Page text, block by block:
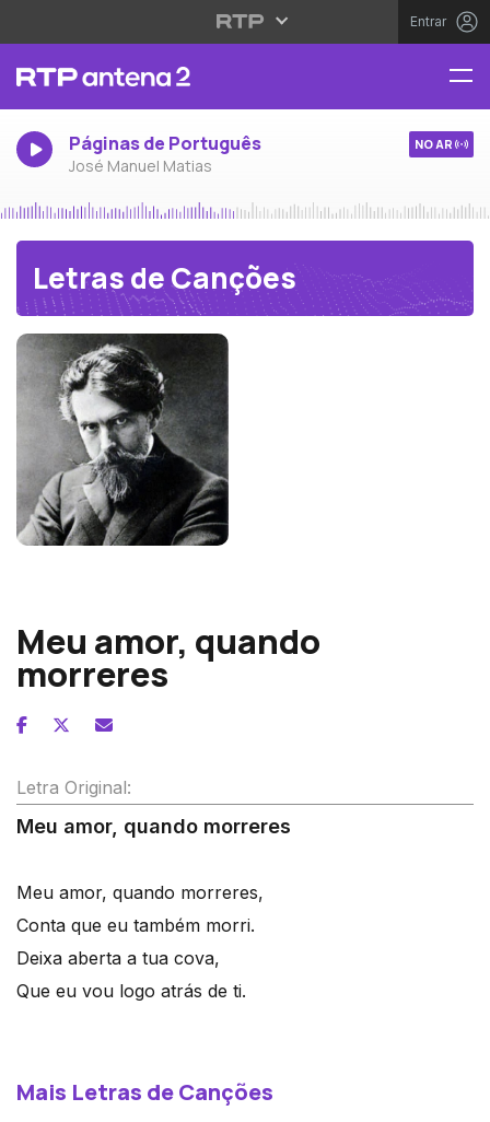
Entrar
Páginas de Português
José Manuel Matias
NO AR
Letras de Canções
Meu amor, quando
morreres
Letra Original:
Meu amor, quando morreres
Meu amor, quando morreres,
Conta que eu também morri.
Deixa aberta a tua cova,
Que eu vou logo atrás de ti.
Mais Letras de Canções